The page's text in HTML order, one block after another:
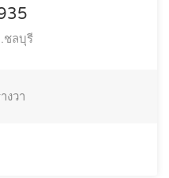
ชลบุรี
งวา